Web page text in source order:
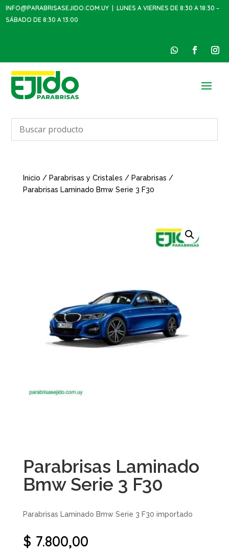
INFO@PARABRISASEJIDO.COM.UY | LUNES A VIERNES DE 8:30 A 18:30 –
SÁBADO DE 8:30 A 13:00
Inicio / Parabrisas y Cristales / Parabrisas /
Parabrisas Laminado Bmw Serie 3 F30
Parabrisas Laminado
Bmw Serie 3 F30
Parabrisas Laminado Bmw Serie 3 F30 importado
$ 7.800,00